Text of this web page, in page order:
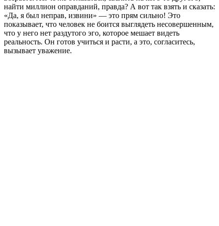
найти миллион оправданий, правда? А вот так взять и сказать:
«Да, я был неправ, извини» — это прям сильно! Это
показывает, что человек не боится выглядеть несовершенным,
что у него нет раздутого эго, которое мешает видеть
реальность. Он готов учиться и расти, а это, согласитесь,
вызывает уважение.